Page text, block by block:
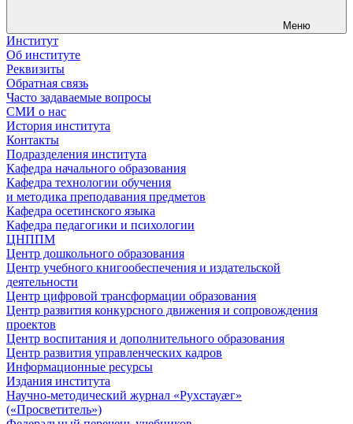
Меню
Институт
Об институте
Реквизиты
Обратная связь
Часто задаваемые вопросы
СМИ о нас
История института
Контакты
Подразделения института
Кафедра начального образования
Кафедра технологии обучения
и методика преподавания предметов
Кафедра осетинского языка
Кафедра педагогики и психологии
ЦНППМ
Центр дошкольного образования
Центр учебного книгообеспечения и издательской
деятельности
Центр цифровой трансформации образования
Центр развития конкурсного движения и сопровождения
проектов
Центр воспитания и дополнительного образования
Центр развития управленческих кадров
Информационные ресурсы
Издания института
Научно-методический журнал «Рухстауæг»
(«Просветитель»)